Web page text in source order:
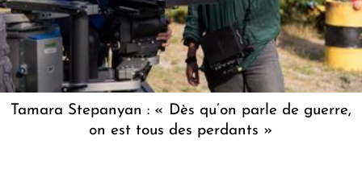
Tamara Stepanyan : « Dès qu’on parle de guerre,
on est tous des perdants »